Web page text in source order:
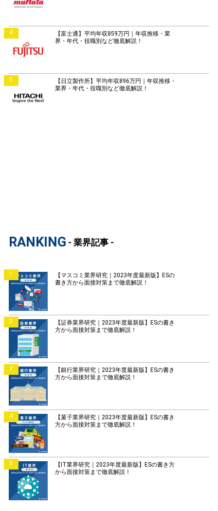
4
【富士通】平均年収859万円｜年収推移・業
界・年代・役職別など徹底解説！
5
【日立製作所】平均年収896万円｜年収推移・
業界・年代・役職別など徹底解説！
RANKING - 業界記事 -
1
【マスコミ業界研究｜2023年度最新版】ESの
書き方から面接対策まで徹底解説！
2
【証券業界研究｜2023年度最新版】ESの書き
方から面接対策まで徹底解説！
3
【銀行業界研究｜2023年度最新版】ESの書き
方から面接対策まで徹底解説！
4
【菓子業界研究｜2023年度最新版】ESの書き
方から面接対策まで徹底解説！
5
【IT業界研究｜2023年度最新版】ESの書き方
から面接対策まで徹底解説！